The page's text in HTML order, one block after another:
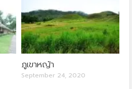
ภูเขาหญ้า
September 24, 2020